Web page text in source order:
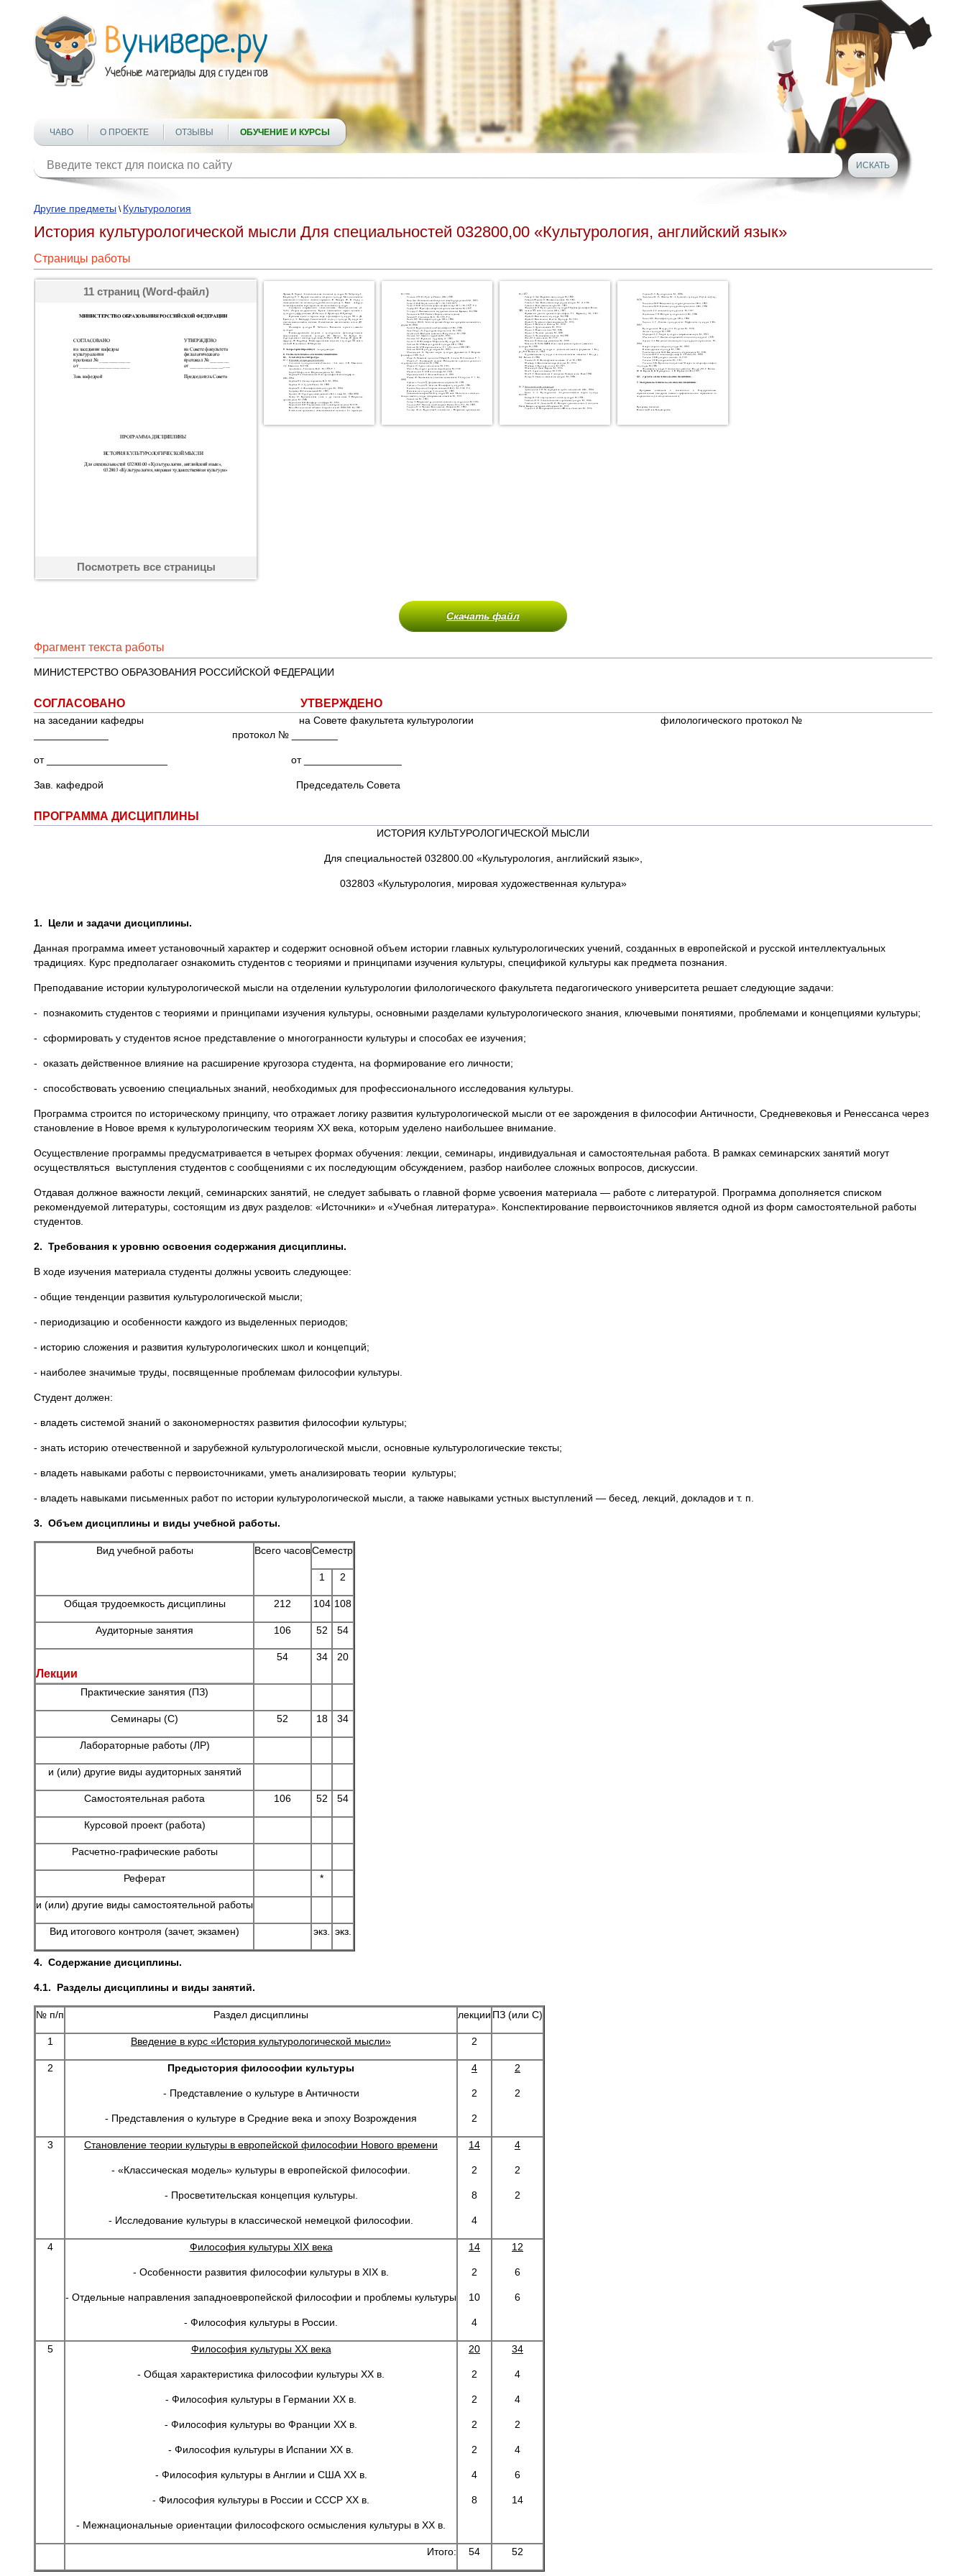
ЧАВО О ПРОЕКТЕ ОТЗЫВЫ ОБУЧЕНИЕ И КУРСЫ
Другие предметы \ Культурология
История культурологической мысли Для специальностей 032800,00 «Культурология, английский язык»
Страницы работы
11 страниц (Word-файл)
Посмотреть все страницы
Скачать файл
Фрагмент текста работы
МИНИСТЕРСТВО ОБРАЗОВАНИЯ РОССИЙСКОЙ ФЕДЕРАЦИИ
СОГЛАСОВАНО УТВЕРЖДЕНО
на заседании кафедры на Совете факультета культурологии филологического протокол №
_____________ протокол № ________
от _____________________ от _________________
Зав. кафедрой Председатель Совета
ПРОГРАММА ДИСЦИПЛИНЫ
ИСТОРИЯ КУЛЬТУРОЛОГИЧЕСКОЙ МЫСЛИ
Для специальностей 032800.00 «Культурология, английский язык»,
032803 «Культурология, мировая художественная культура»
1. Цели и задачи дисциплины.
Данная программа имеет установочный характер и содержит основной объем истории главных культурологических учений, созданных в европейской и русской интеллектуальных
традициях. Курс предполагаег ознакомить студентов с теориями и принципами изучения культуры, спецификой культуры как предмета познания.
Преподавание истории культурологической мысли на отделении культурологии филологического факультета педагогического университета решает следующие задачи:
- познакомить студентов с теориями и принципами изучения культуры, основными разделами культурологического знания, ключевыми понятиями, проблемами и концепциями культуры;
- сформировать у студентов ясное представление о многогранности культуры и способах ее изучения;
- оказать действенное влияние на расширение кругозора студента, на формирование его личности;
- способствовать усвоению специальных знаний, необходимых для профессионального исследования культуры.
Программа строится по историческому принципу, что отражает логику развития культурологической мысли от ее зарождения в философии Античности, Средневековья и Ренессанса через
становление в Новое время к культурологическим теориям ХХ века, которым уделено наибольшее внимание.
Осуществление программы предусматривается в четырех формах обучения: лекции, семинары, индивидуальная и самостоятельная работа. В рамках семинарских занятий могут
осуществляться выступления студентов с сообщениями с их последующим обсуждением, разбор наиболее сложных вопросов, дискуссии.
Отдавая должное важности лекций, семинарских занятий, не следует забывать о главной форме усвоения материала — работе с литературой. Программа дополняется списком
рекомендуемой литературы, состоящим из двух разделов: «Источники» и «Учебная литература». Конспектирование первоисточников является одной из форм самостоятельной работы
студентов.
2. Требования к уровню освоения содержания дисциплины.
В ходе изучения материала студенты должны усвоить следующее:
- общие тенденции развития культурологической мысли;
- периодизацию и особенности каждого из выделенных периодов;
- историю сложения и развития культурологических школ и концепций;
- наиболее значимые труды, посвященные проблемам философии культуры.
Студент должен:
- владеть системой знаний о закономерностях развития философии культуры;
- знать историю отечественной и зарубежной культурологической мысли, основные культурологические тексты;
- владеть навыками работы с первоисточниками, уметь анализировать теории культуры;
- владеть навыками письменных работ по истории культурологической мысли, а также навыками устных выступлений — бесед, лекций, докладов и т. п.
3. Объем дисциплины и виды учебной работы.
Вид учебной работы Всего часовСеместр
1 2
Общая трудоемкость дисциплины 212 104 108
Аудиторные занятия 106 52 54
Лекции
54 34 20
Практические занятия (ПЗ)
Семинары (С) 52 18 34
Лабораторные работы (ЛР)
и (или) другие виды аудиторных занятий
Самостоятельная работа 106 52 54
Курсовой проект (работа)
Расчетно-графические работы
Реферат *
и (или) другие виды самостоятельной работы
Вид итогового контроля (зачет, экзамен) экз. экз.
4. Содержание дисциплины.
4.1. Разделы дисциплины и виды занятий.
№ п/п Раздел дисциплины лекции ПЗ (или С)
1 Введение в курс «История культурологической мысли» 2
2 Предыстория философии культуры
- Представление о культуре в Античности
- Представления о культуре в Средние века и эпоху Возрождения
4
2
2
2
2
3 Становление теории культуры в европейской философии Нового времени
- «Классическая модель» культуры в европейской философии.
- Просветительская концепция культуры.
- Исследование культуры в классической немецкой философии.
14
2
8
4
4
2
2
4 Философия культуры XIXвека
- Особенности развития философии культуры в XIX в.
- Отдельные направления западноевропейской философии и проблемы культуры
- Философия культуры в России.
14
2
10
4
12
6
6
5 Философия культуры XXвека
- Общая характеристика философии культуры ХХ в.
- Философия культуры в Германии ХХ в.
- Философия культуры во Франции ХХ в.
- Философия культуры в Испании ХХ в.
- Философия культуры в Англии и США ХХ в.
- Философия культуры в России и СССР ХХ в.
- Межнациональные ориентации философского осмысления культуры в ХХ в.
20
2
2
2
2
4
8
34
4
4
2
4
6
14
Итого: 54 52